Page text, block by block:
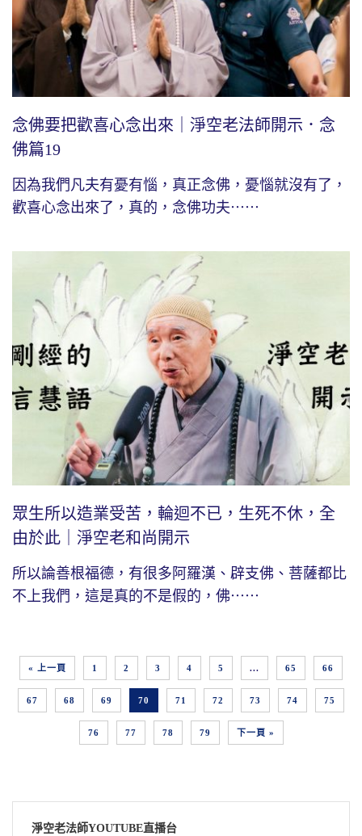
念佛要把歡喜心念出來｜淨空老法師開示．念
佛篇19
因為我們凡夫有憂有惱，真正念佛，憂惱就沒有了，
歡喜心念出來了，真的，念佛功夫⋯⋯
眾生所以造業受苦，輪迴不已，生死不休，全
由於此｜淨空老和尚開示
所以論善根福德，有很多阿羅漢、辟支佛、菩薩都比
不上我們，這是真的不是假的，佛⋯⋯
« 上一頁 1 2 3 4 5 ... 65 66
67 68 69 70 71 72 73 74 75
76 77 78 79 下一頁 »
淨空老法師YOUTUBE直播台